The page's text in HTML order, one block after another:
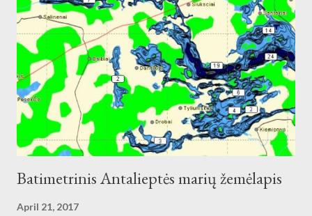
Batimetrinis Antalieptės marių žemėlapis
April 21, 2017